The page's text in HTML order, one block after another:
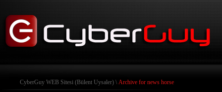
CyberGuy WEB Sitesi (Bülent Uysaler) \ Archive for news horse